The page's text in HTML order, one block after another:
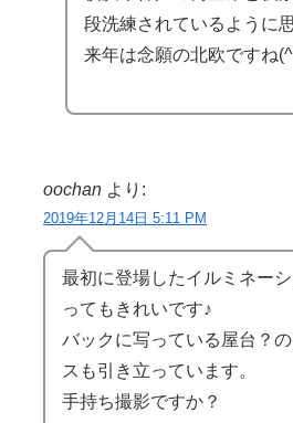
段洗練されているように
来年は念願の北欧ですね
oochan より:
2019年12月14日 5:11 PM
最初に登場したイルミネー
ってもきれいです♪
バックに写っている屋台？
スも引き立っています。
手持ち撮影ですか？